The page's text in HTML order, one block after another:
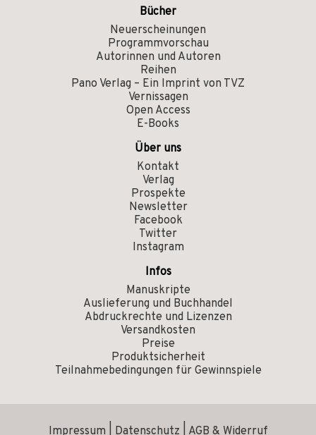
Bücher
Neuerscheinungen
Programmvorschau
Autorinnen und Autoren
Reihen
Pano Verlag – Ein Imprint von TVZ
Vernissagen
Open Access
E-Books
Über uns
Kontakt
Verlag
Prospekte
Newsletter
Facebook
Twitter
Instagram
Infos
Manuskripte
Auslieferung und Buchhandel
Abdruckrechte und Lizenzen
Versandkosten
Preise
Produktsicherheit
Teilnahmebedingungen für Gewinnspiele
Impressum Datenschutz AGB & Widerruf